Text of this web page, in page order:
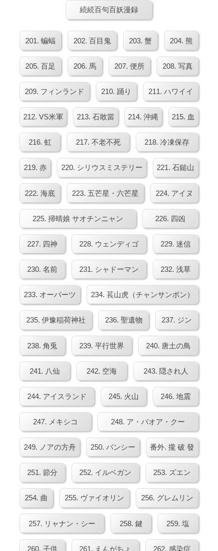
続続百句百妖漫録
201. 蝙蝠 202. 百目鬼 203. 蟹 204. 熊
205. 百足 206. 馬 207. 便所 208. 写真
209. フィンランド 210. 踊り 211. ハワイイ
212. VS米軍 213. 石敢當 214. 沖縄 215. 血
216. 虹 217. 不老不死 218. 冷凍保存
219. 赤 220. シリウスミステリー 221. 石鎚山
222. 海底 223. 五芒星・六芒星 224. アイヌ
225. 掃晴娘 サオチンニャン 226. 四凶
227. 四神 228. ウェンディゴ 229. 迷信
230. 名前 231. シャドーマン 232. 浅草
233. オーパーツ 234. 萇山虎（チャンサンボン）
235. 伊豫稲荷神社 236. 聖遺物 237. ジン
238. 角兎 239. 平行世界 240. 唐土の鳥
241. 八仙 242. 空海 243. 隠され人
244. アイスランド 245. 火山 246. 地震
247. メキシコ 248. ア・バオア・クー
249. ノアの方舟 250. バンシー 番外. 攏 破 發
251. 節分 252. イルベガン 253. ズエン
254. 曲 255. ヴァイオリン 256. グレムリン
257. リャナン・シー 258. 鍵 259. 塩
260. 子供 261. えんがちょ 262. 感染症